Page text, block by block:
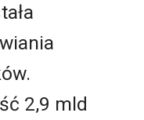
2,9 mld